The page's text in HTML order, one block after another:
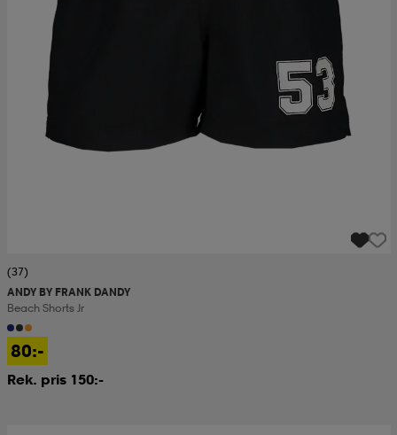
(37)
ANDY BY FRANK DANDY
Beach Shorts Jr
80:-
Rek. pris 150:-